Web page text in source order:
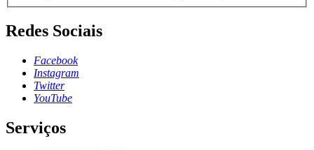
Redes Sociais
Facebook
Instagram
Twitter
YouTube
Serviços